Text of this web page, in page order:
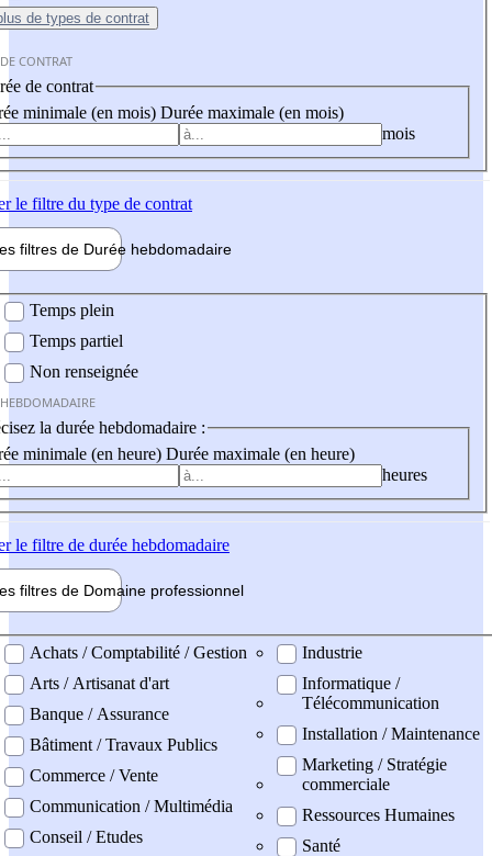
de types de contrat
CONTRAT
de contrat
minimale (en mois) Durée maximale (en mois)
mois
le filtre du type de contrat
filtres de Durée hebdomadaire
Temps plein
Temps partiel
Non renseignée
la durée hebdomadaire :
minimale (en heure) Durée maximale (en heure)
heures
le filtre de durée hebdomadaire
filtres de Domaine professionnel
professionel
Achats / Comptabilité / Gestion
Arts / Artisanat d'art
Banque / Assurance
Bâtiment / Travaux Publics
Commerce / Vente
Communication / Multimédia
Conseil / Etudes
Industrie
Informatique /
Télécommunication
Installation / Maintenance
Marketing / Stratégie
commerciale
Ressources Humaines
Santé